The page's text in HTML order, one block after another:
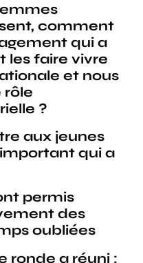
comment
qui a
les faire vivre
et nous
rôle
?
aux jeunes
qui a
permis
des
oubliées
ronde a réuni :